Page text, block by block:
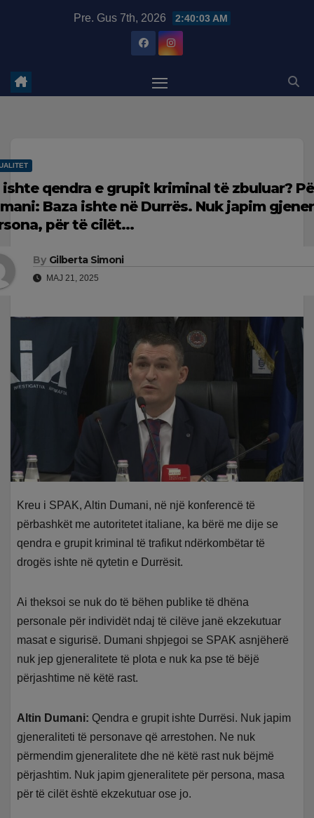
Pre. Gus 7th, 2026 2:40:03 AM
ishte qendra e grupit kriminal të zbuluar?
Baza ishte në Durrës. Nuk japim
për të cilët…
By Gilberta Simoni
MAJ 21, 2025
Kreu i SPAK, Altin Dumani, në një konferencë të
përbashkët me autoritetet italiane, ka bërë me dije se
qendra e grupit kriminal të trafikut ndërkombëtar të
drogës ishte në qytetin e Durrësit.
Ai theksoi se nuk do të bëhen publike të dhëna
personale për individët ndaj të cilëve janë ekzekutuar
masat e sigurisë. Dumani shpjegoi se SPAK asnjëherë
nuk jep gjeneralitete të plota e nuk ka pse të bëjë
përjashtime në këtë rast.
Altin Dumani: Qendra e grupit ishte Durrësi. Nuk japim
gjeneraliteti të personave që arrestohen. Ne nuk
përmendim gjeneralitete dhe në këtë rast nuk bëjmë
përjashtim. Nuk japim gjeneralitete për persona, masa
për të cilët është ekzekutuar ose jo.